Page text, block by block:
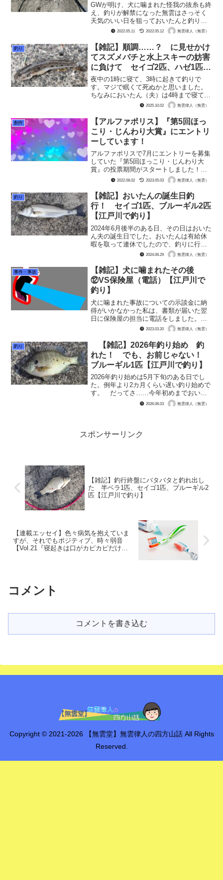
GWが明け、犬に噛まれた怪我の抜糸も終
え、釣りが解禁になった無雲はさっそく
天気のいい日を狙っておいたんと釣りに
行って参りました。 今まで行っていた
広場のある釣り場ではなく、某水門の傍
です。江戸川では有名なポイントです
が、草木が鬱蒼と茂ってい...
2022.05.11 2022.05.12 無雲律人（無雲）
釣り
【雑記】順調……？ に見せかけ
てスズメバチと水上スキーの妨害
に負けて セイゴ2匹、ハゼ1匹
【江戸川で釣り】
夜中の1時に寝て、3時に起きて釣りで
す。マジで眠くて死ぬかと思いました。
ちなみにおいたん（夫）は4時まで寝てい
ます。私は服薬と目覚めの問題があって1
てね、もはや拷問ですからね。早起きの
日に限ってなかなか...
2025.10.02 無雲律人（無雲）
創作
【アルファポリス】『第5回ほっ
こり・じんわり大賞』にエントリ
ーしています！
アルファポリスで7月にエントリーを募集
していた『第5回ほっこり・じんわり大
賞』の投票期間がスタートしました！
無雲も短編エッセイを1本をエントリーし
ています。作品はこちら！【頑固で偏屈
なクソジジイがインコを飼ったら好々爺
に変貌した話】 無雲...
2022.08.02 2023.05.03 無雲律人（無雲）
釣り
【雑記】おいたんの誕生日釣
行！ セイゴ1匹、ブルーギル2匹
【江戸川で釣り】
2024年6月後半のある日、その日はおいた
ん夫の誕生日でした。おいたんは有給休
暇を取って連休でしたので、釣りに行く
しかありません！ しかし予報では二日
間雨でした。 が、直前になって晴れ予
報に一転！ おいたんの誕生日に釣りに
行く事が出来ました...
2024.06.29 無雲律人（無雲）
事件・事故
【雑記】犬に噛まれたその後
⑫VS保険屋（電話）【江戸川で
釣り】
犬に噛まれた事故についての示談金に納
得がいかなかった私は、書類が届いた翌
日に保険屋の担当に電話をしました。
「この金額では、示談に応じる事は出来
すると保険屋は……「そうですか。なら
ば、無雲さんとしてはおいく...
2023.03.20 無雲律人（無雲）
釣り
【雑記】2026年釣り始め 釣
れた！ でも、お前じゃない！
ブルーギル1匹【江戸川で釣り】
2026年釣り始めは5月下旬のある日でし
た。例年より2カ月くらい遅い釣り始めで
す。 だってさ……今年初めまでおいた
ん（夫）が腰で倒れていたんであるし、
おいたんが落ち着いたと思ったら父が大
2026.06.03 無雲律人（無雲）
スポンサーリンク
【雑記】釣行終盤にバタバタと釣れ出し
た 半ベラ1匹、セイゴ1匹、ブルーギル2
匹【江戸川で釣り】
【連載エッセイ】色々病気を抱えていま
すが、それでもポジティブ、時々弱音
【Vol.21『寝起きは口がカピカピだけ
コメント
コメントを書き込む
Copyright © 2021-2026 【無雲堂】無雲律人の四方山話 All Rights
Reserved.